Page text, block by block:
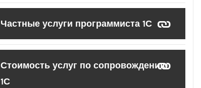
Частные услуги программиста 1С
Стоимость услуг по сопровождению
1С